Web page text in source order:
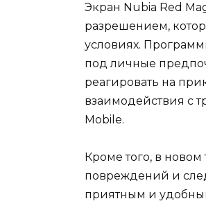
Экран Nubia Red
разрешением,
условиях.
под личные
реагировать на
взаимодействия с
Mobile.
Кроме того, в
повреждений и
приятным и